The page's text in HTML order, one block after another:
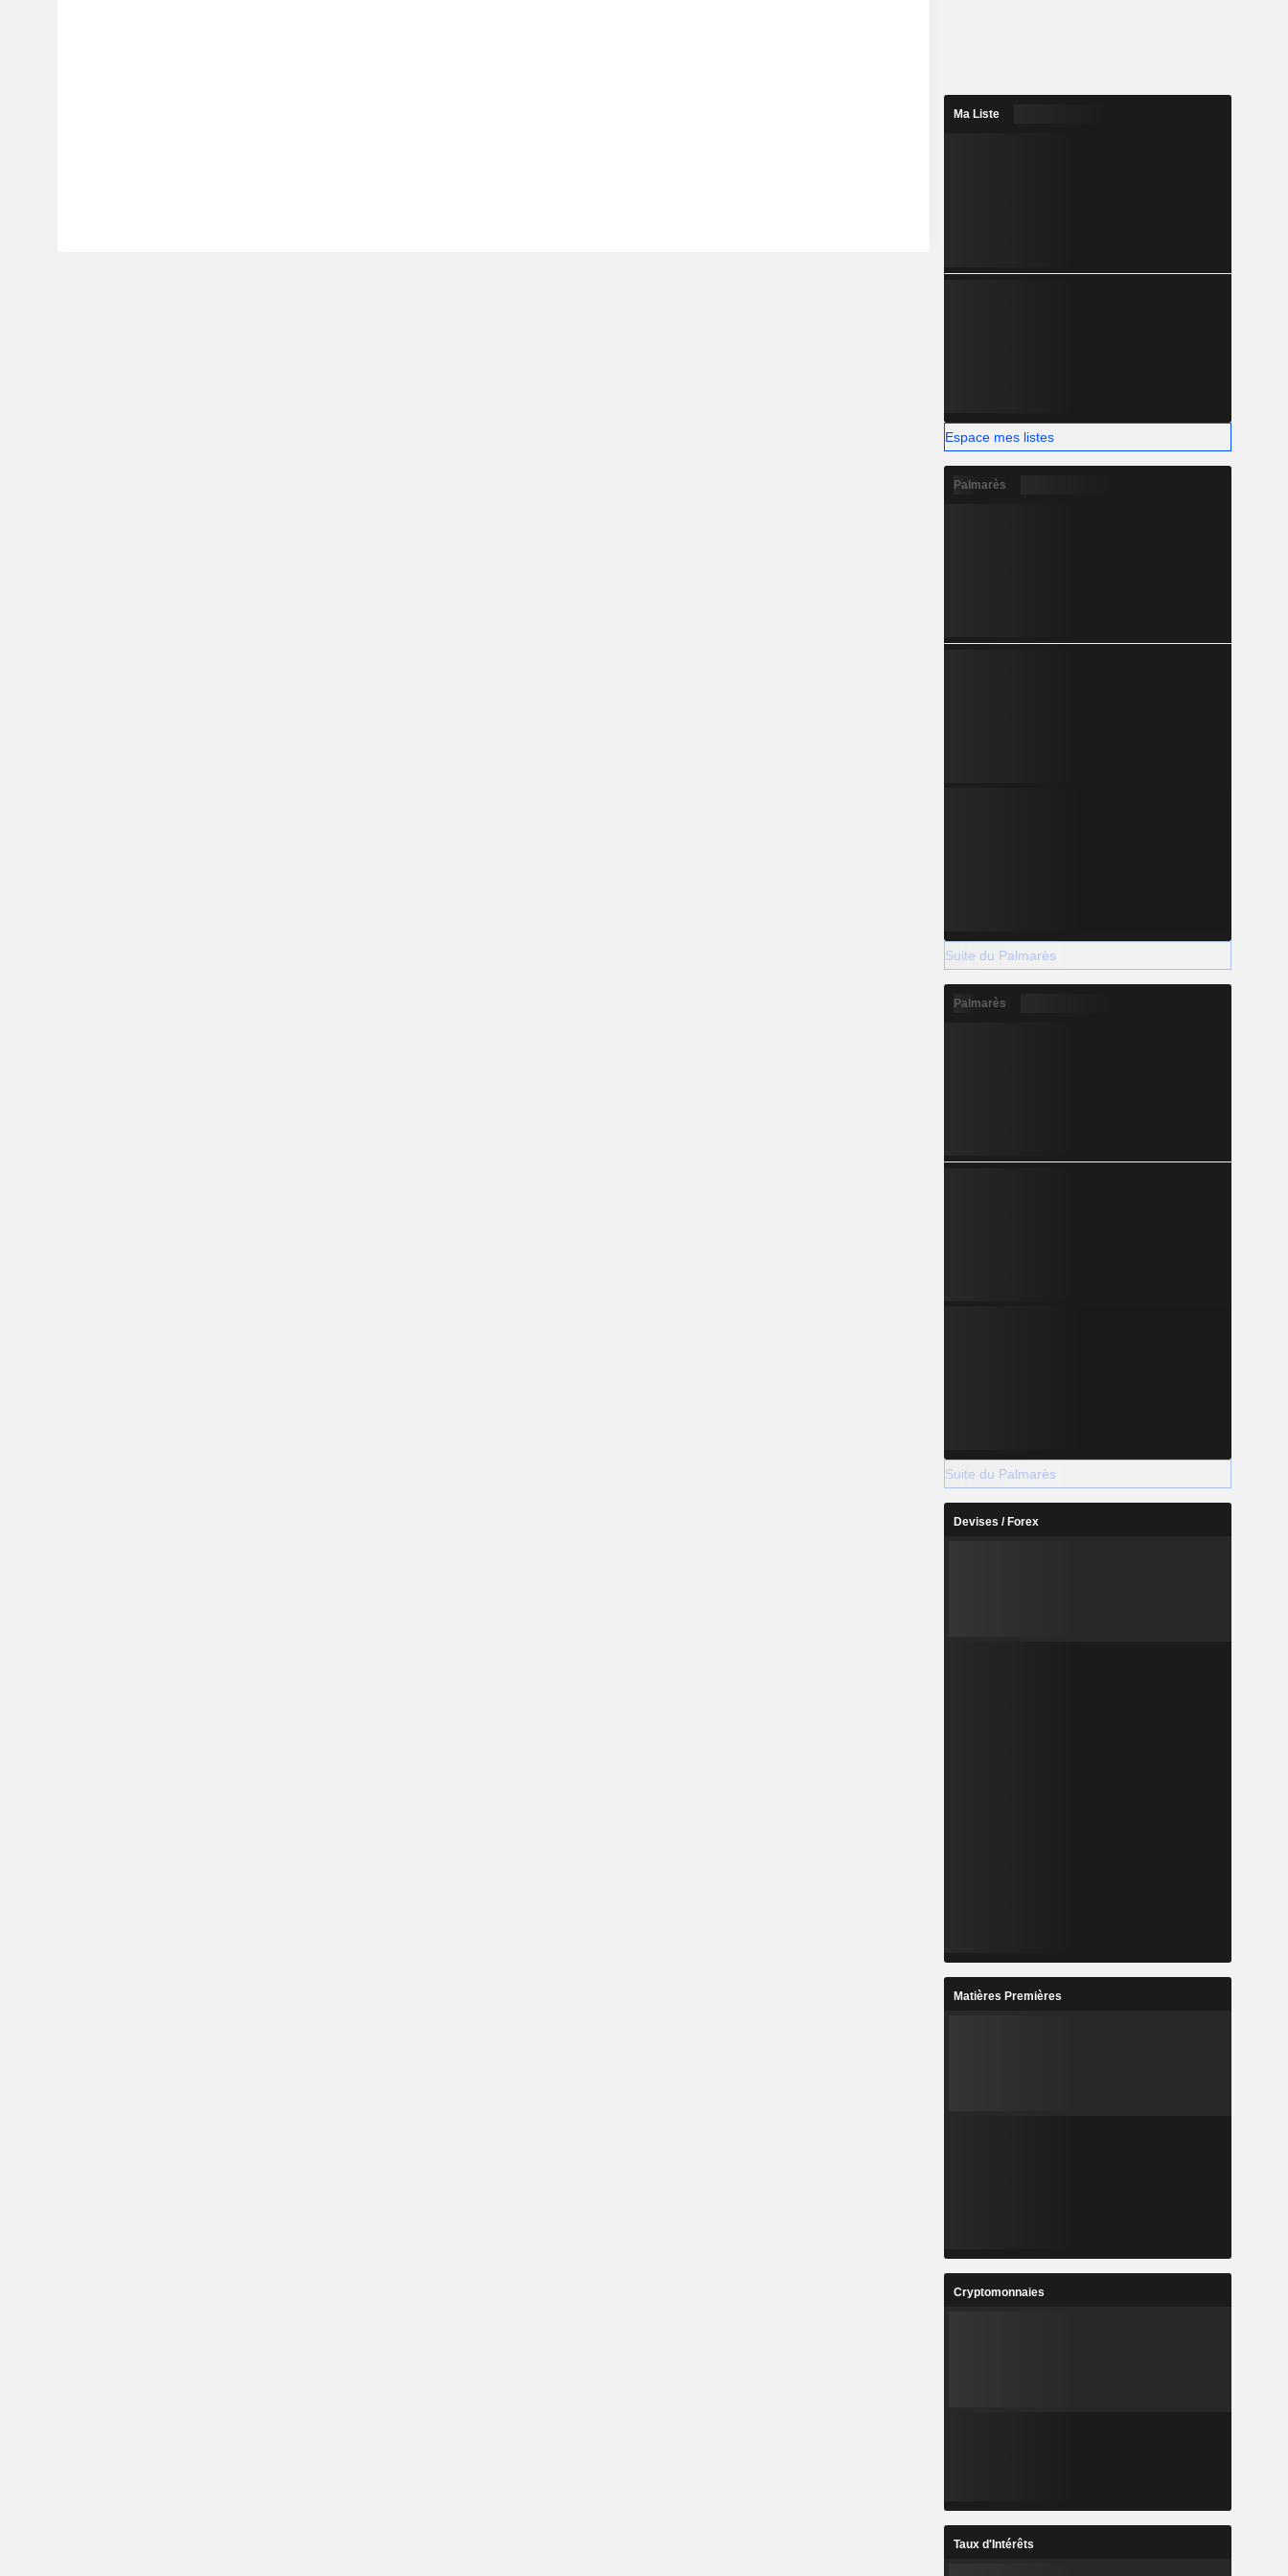
Ma Liste
Espace mes listes
Palmarès
Suite du Palmarès
Palmarès
Suite du Palmarès
Devises / Forex
Matières Premières
Cryptomonnaies
Taux d'Intérêts